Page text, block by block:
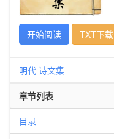
开始阅读 TXT下载
明代 诗文集
章节列表
目录